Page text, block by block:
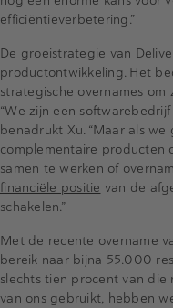
efficiëntieverbetering.”
De groeistrategie van
productontwikkeling. Het
strategische overnames
“We zijn een
benadrukt Xu. “Maar als
complementaire producten
samen te werken of
financiële positie van de
schakelen.”
Met de recente overname
bereik naar bijna 55.000
slechts tien procent van die
van ons gebruikt, hebben